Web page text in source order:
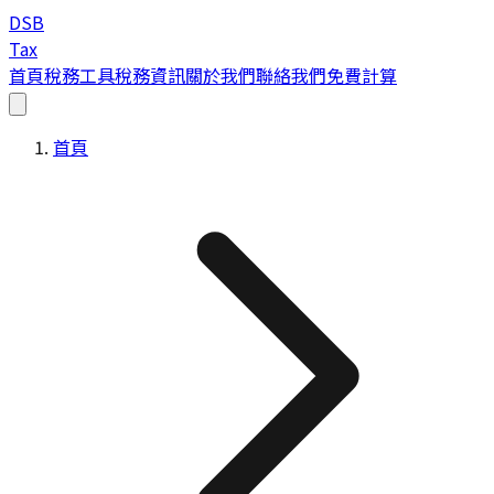
DSB
Tax
首頁稅務工具稅務資訊關於我們聯絡我們免費計算
首頁